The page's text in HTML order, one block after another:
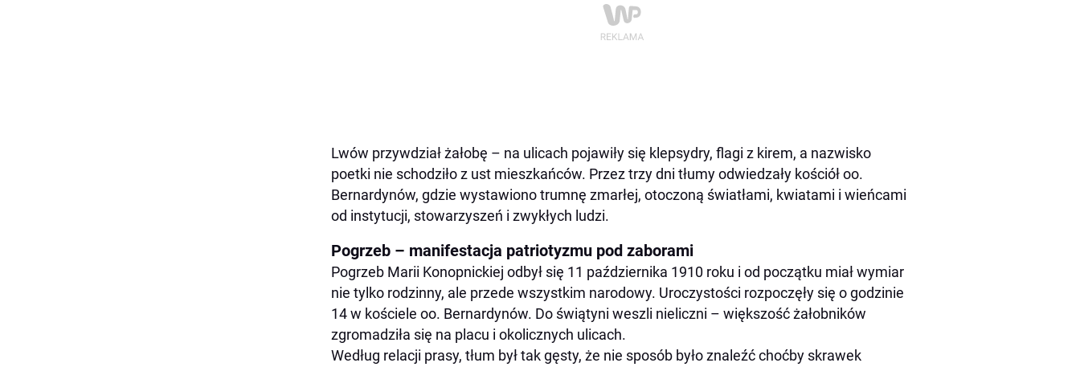
Lwów przywdział żałobę – na ulicach pojawiły się klepsydry, flagi z kirem, a nazwisko
poetki nie schodziło z ust mieszkańców. Przez trzy dni tłumy odwiedzały kościół oo.
Bernardynów, gdzie wystawiono trumnę zmarłej, otoczoną światłami, kwiatami i wieńcami
od instytucji, stowarzyszeń i zwykłych ludzi.
Pogrzeb – manifestacja patriotyzmu pod zaborami
Pogrzeb Marii Konopnickiej odbył się 11 października 1910 roku i od początku miał wymiar
nie tylko rodzinny, ale przede wszystkim narodowy. Uroczystości rozpoczęły się o godzinie
14 w kościele oo. Bernardynów. Do świątyni weszli nieliczni – większość żałobników
zgromadziła się na placu i okolicznych ulicach.
Według relacji prasy, tłum był tak gęsty, że nie sposób było znaleźć choćby skrawek